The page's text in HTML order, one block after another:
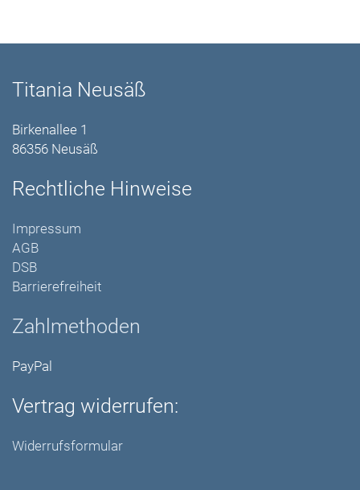
Titania Neusäß
Birkenallee 1
86356 Neusäß
Rechtliche Hinweise
Impressum
AGB
DSB
Barrierefreiheit
Zahlmethoden
PayPal
Vertrag widerrufen:
Widerrufsformular